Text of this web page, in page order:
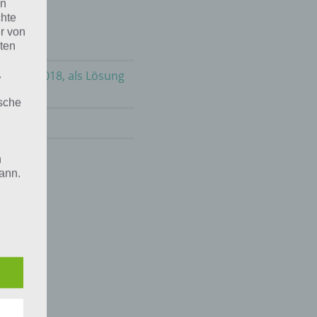
27.7.2018, als Lösung
2019
von